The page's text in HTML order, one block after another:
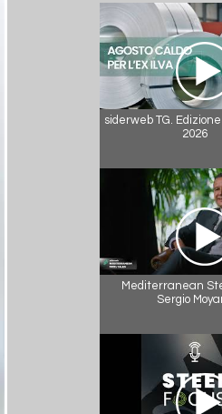
siderweb TG.
2026
Mediterranean
Sergio